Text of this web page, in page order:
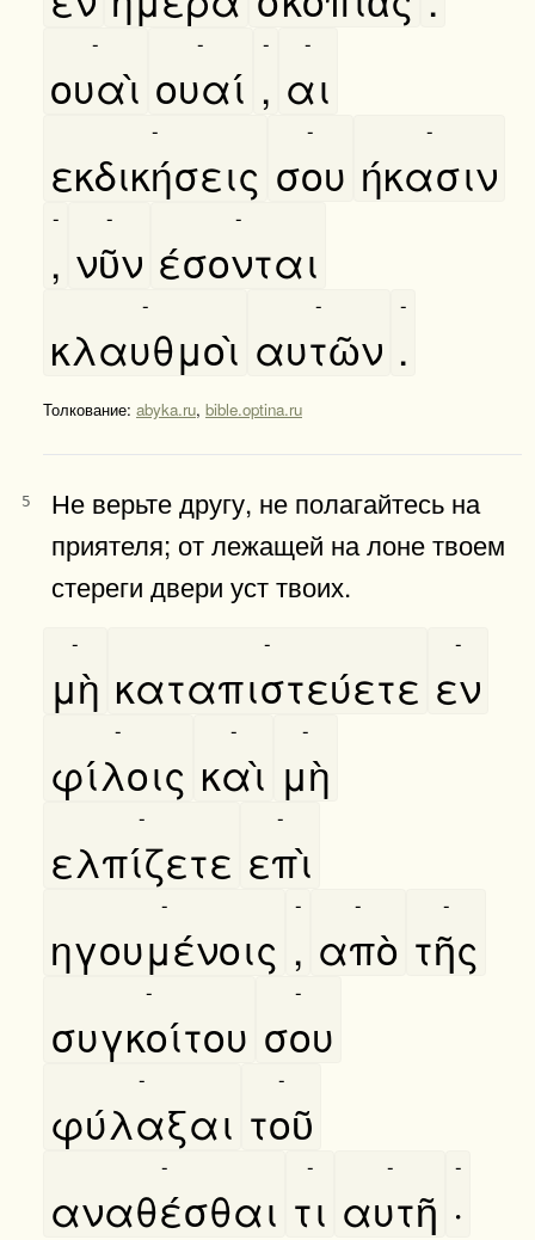
ουαὶ
-
ουαί
-
,
-
αι
-
εκδικήσεις
-
σου
-
ήκασιν
-
,
-
νῦν
-
έσονται
-
κλαυθμοὶ
-
αυτῶν
-
.
-
Толкование: abyka.ru, bible.optina.ru
5
Не верьте другу, не полагайтесь на
приятеля; от лежащей на лоне твоем
стереги двери уст твоих.
μὴ
-
καταπιστεύετε
-
εν
-
φίλοις
-
καὶ
-
μὴ
-
ελπίζετε
-
επὶ
-
ηγουμένοις
-
,
-
απὸ
-
τῆς
-
συγκοίτου
-
σου
-
φύλαξαι
-
τοῦ
-
αναθέσθαι
-
τι
-
αυτῆ
-
·
-